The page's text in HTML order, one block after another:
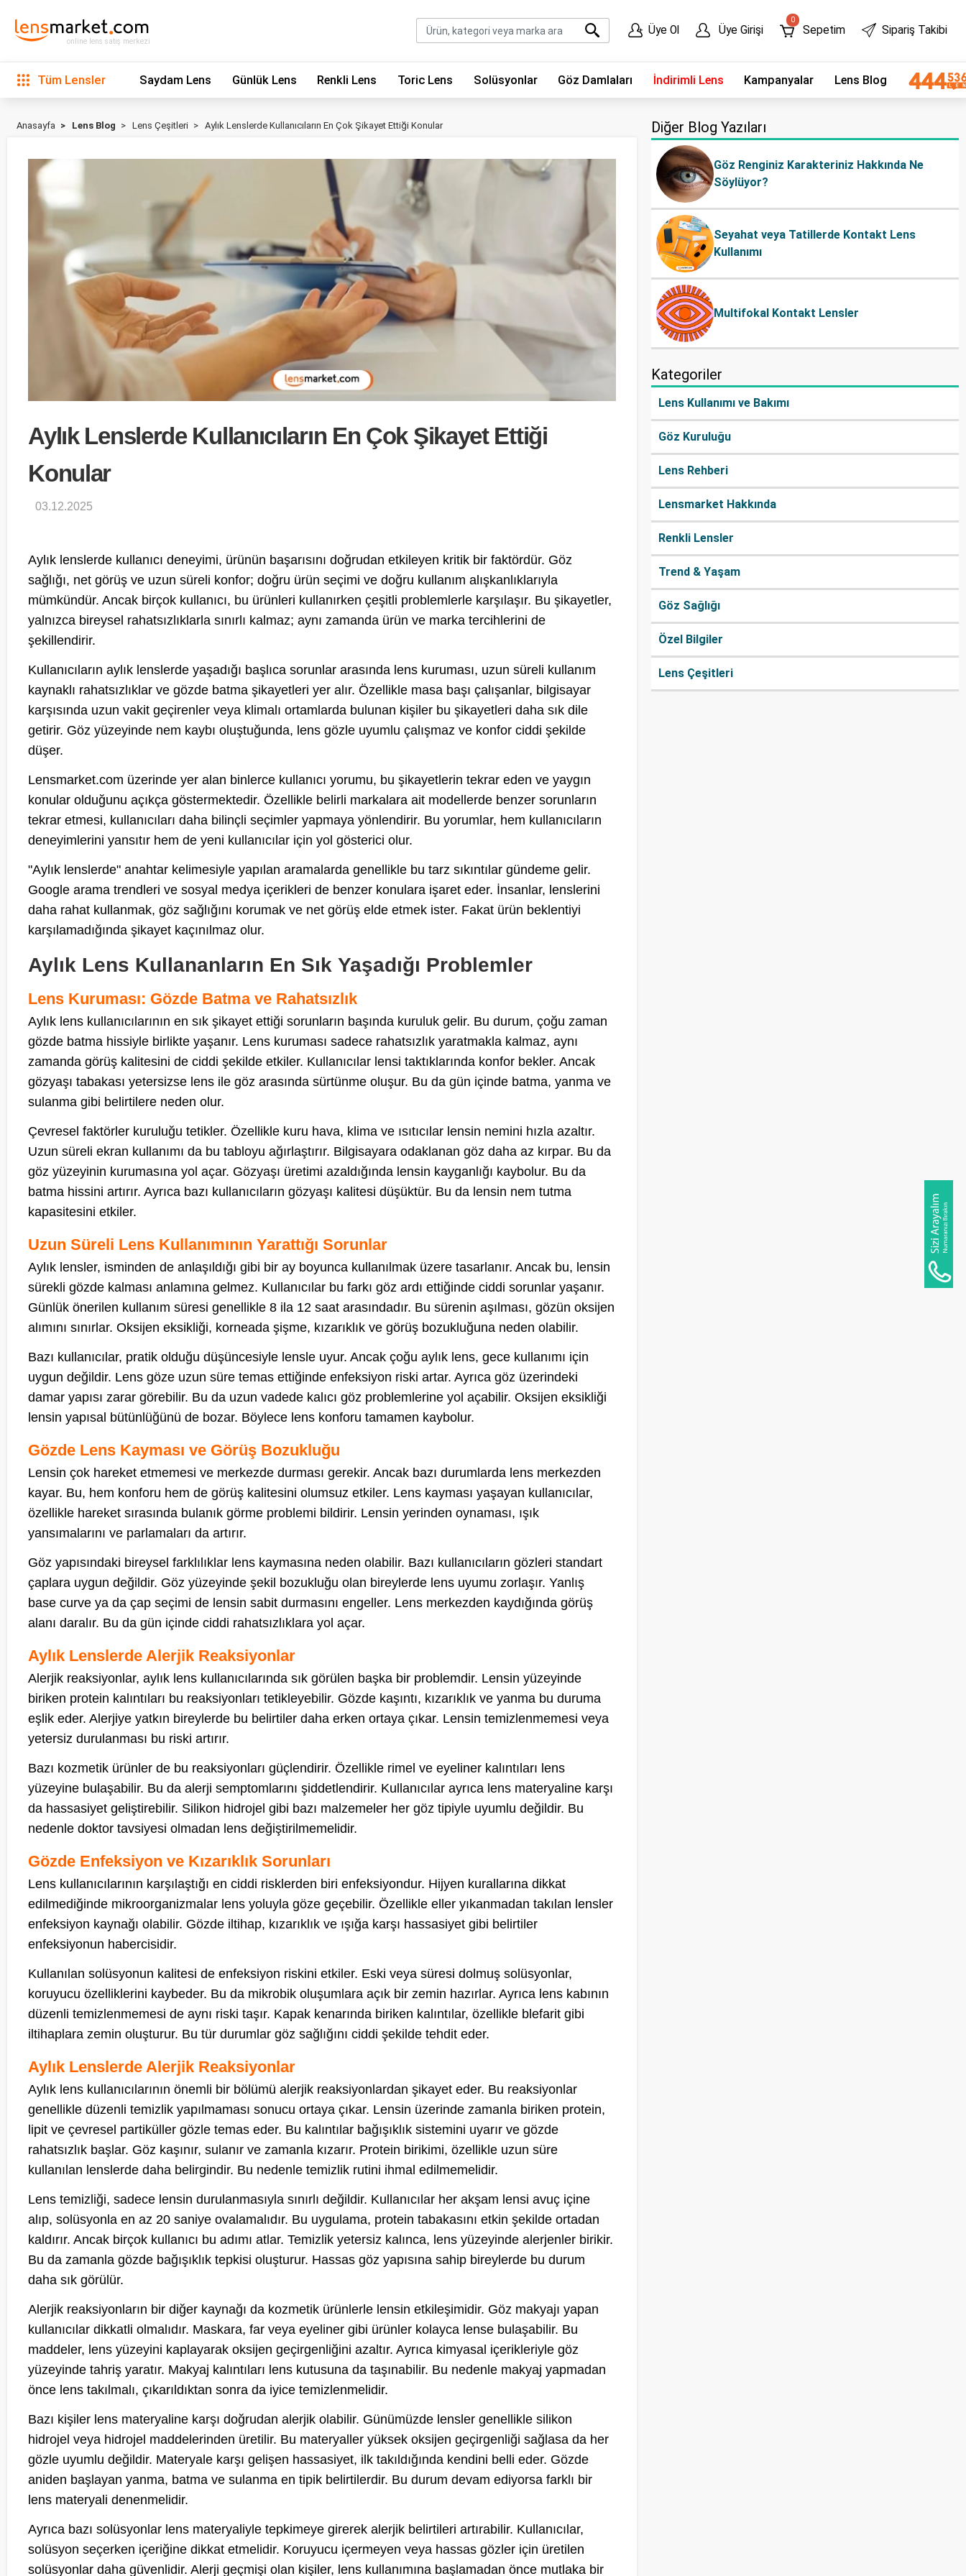
online lens satış merkezi
Üye Ol Üye Girişi
0
Sepetim Sipariş Takibi
Tüm Lensler Saydam Lens Günlük Lens Renkli Lens Toric Lens Solüsyonlar Göz Damlaları İndirimli Lens Kampanyalar Lens Blog
Anasayfa Lens Blog Lens Çeşitleri Aylık Lenslerde Kullanıcıların En Çok Şikayet Ettiği Konular
Aylık Lenslerde Kullanıcıların En Çok Şikayet Ettiği
Konular
03.12.2025
Aylık lenslerde kullanıcı deneyimi, ürünün başarısını doğrudan etkileyen kritik bir faktördür. Göz
sağlığı, net görüş ve uzun süreli konfor; doğru ürün seçimi ve doğru kullanım alışkanlıklarıyla
mümkündür. Ancak birçok kullanıcı, bu ürünleri kullanırken çeşitli problemlerle karşılaşır. Bu şikayetler,
yalnızca bireysel rahatsızlıklarla sınırlı kalmaz; aynı zamanda ürün ve marka tercihlerini de
şekillendirir.
Kullanıcıların aylık lenslerde yaşadığı başlıca sorunlar arasında lens kuruması, uzun süreli kullanım
kaynaklı rahatsızlıklar ve gözde batma şikayetleri yer alır. Özellikle masa başı çalışanlar, bilgisayar
karşısında uzun vakit geçirenler veya klimalı ortamlarda bulunan kişiler bu şikayetleri daha sık dile
getirir. Göz yüzeyinde nem kaybı oluştuğunda, lens gözle uyumlu çalışmaz ve konfor ciddi şekilde
düşer.
Lensmarket.com üzerinde yer alan binlerce kullanıcı yorumu, bu şikayetlerin tekrar eden ve yaygın
konular olduğunu açıkça göstermektedir. Özellikle belirli markalara ait modellerde benzer sorunların
tekrar etmesi, kullanıcıları daha bilinçli seçimler yapmaya yönlendirir. Bu yorumlar, hem kullanıcıların
deneyimlerini yansıtır hem de yeni kullanıcılar için yol gösterici olur.
"Aylık lenslerde" anahtar kelimesiyle yapılan aramalarda genellikle bu tarz sıkıntılar gündeme gelir.
Google arama trendleri ve sosyal medya içerikleri de benzer konulara işaret eder. İnsanlar, lenslerini
daha rahat kullanmak, göz sağlığını korumak ve net görüş elde etmek ister. Fakat ürün beklentiyi
karşılamadığında şikayet kaçınılmaz olur.
Aylık Lens Kullananların En Sık Yaşadığı Problemler
Lens Kuruması: Gözde Batma ve Rahatsızlık
Aylık lens kullanıcılarının en sık şikayet ettiği sorunların başında kuruluk gelir. Bu durum, çoğu zaman
gözde batma hissiyle birlikte yaşanır. Lens kuruması sadece rahatsızlık yaratmakla kalmaz, aynı
zamanda görüş kalitesini de ciddi şekilde etkiler. Kullanıcılar lensi taktıklarında konfor bekler. Ancak
gözyaşı tabakası yetersizse lens ile göz arasında sürtünme oluşur. Bu da gün içinde batma, yanma ve
sulanma gibi belirtilere neden olur.
Çevresel faktörler kuruluğu tetikler. Özellikle kuru hava, klima ve ısıtıcılar lensin nemini hızla azaltır.
Uzun süreli ekran kullanımı da bu tabloyu ağırlaştırır. Bilgisayara odaklanan göz daha az kırpar. Bu da
göz yüzeyinin kurumasına yol açar. Gözyaşı üretimi azaldığında lensin kayganlığı kaybolur. Bu da
batma hissini artırır. Ayrıca bazı kullanıcıların gözyaşı kalitesi düşüktür. Bu da lensin nem tutma
kapasitesini etkiler.
Uzun Süreli Lens Kullanımının Yarattığı Sorunlar
Aylık lensler, isminden de anlaşıldığı gibi bir ay boyunca kullanılmak üzere tasarlanır. Ancak bu, lensin
sürekli gözde kalması anlamına gelmez. Kullanıcılar bu farkı göz ardı ettiğinde ciddi sorunlar yaşanır.
Günlük önerilen kullanım süresi genellikle 8 ila 12 saat arasındadır. Bu sürenin aşılması, gözün oksijen
alımını sınırlar. Oksijen eksikliği, korneada şişme, kızarıklık ve görüş bozukluğuna neden olabilir.
Bazı kullanıcılar, pratik olduğu düşüncesiyle lensle uyur. Ancak çoğu aylık lens, gece kullanımı için
uygun değildir. Lens göze uzun süre temas ettiğinde enfeksiyon riski artar. Ayrıca göz üzerindeki
damar yapısı zarar görebilir. Bu da uzun vadede kalıcı göz problemlerine yol açabilir. Oksijen eksikliği
lensin yapısal bütünlüğünü de bozar. Böylece lens konforu tamamen kaybolur.
Gözde Lens Kayması ve Görüş Bozukluğu
Lensin çok hareket etmemesi ve merkezde durması gerekir. Ancak bazı durumlarda lens merkezden
kayar. Bu, hem konforu hem de görüş kalitesini olumsuz etkiler. Lens kayması yaşayan kullanıcılar,
özellikle hareket sırasında bulanık görme problemi bildirir. Lensin yerinden oynaması, ışık
yansımalarını ve parlamaları da artırır.
Göz yapısındaki bireysel farklılıklar lens kaymasına neden olabilir. Bazı kullanıcıların gözleri standart
çaplara uygun değildir. Göz yüzeyinde şekil bozukluğu olan bireylerde lens uyumu zorlaşır. Yanlış
base curve ya da çap seçimi de lensin sabit durmasını engeller. Lens merkezden kaydığında görüş
alanı daralır. Bu da gün içinde ciddi rahatsızlıklara yol açar.
Aylık Lenslerde Alerjik Reaksiyonlar
Alerjik reaksiyonlar, aylık lens kullanıcılarında sık görülen başka bir problemdir. Lensin yüzeyinde
biriken protein kalıntıları bu reaksiyonları tetikleyebilir. Gözde kaşıntı, kızarıklık ve yanma bu duruma
eşlik eder. Alerjiye yatkın bireylerde bu belirtiler daha erken ortaya çıkar. Lensin temizlenmemesi veya
yetersiz durulanması bu riski artırır.
Bazı kozmetik ürünler de bu reaksiyonları güçlendirir. Özellikle rimel ve eyeliner kalıntıları lens
yüzeyine bulaşabilir. Bu da alerji semptomlarını şiddetlendirir. Kullanıcılar ayrıca lens materyaline karşı
da hassasiyet geliştirebilir. Silikon hidrojel gibi bazı malzemeler her göz tipiyle uyumlu değildir. Bu
nedenle doktor tavsiyesi olmadan lens değiştirilmemelidir.
Gözde Enfeksiyon ve Kızarıklık Sorunları
Lens kullanıcılarının karşılaştığı en ciddi risklerden biri enfeksiyondur. Hijyen kurallarına dikkat
edilmediğinde mikroorganizmalar lens yoluyla göze geçebilir. Özellikle eller yıkanmadan takılan lensler
enfeksiyon kaynağı olabilir. Gözde iltihap, kızarıklık ve ışığa karşı hassasiyet gibi belirtiler
enfeksiyonun habercisidir.
Kullanılan solüsyonun kalitesi de enfeksiyon riskini etkiler. Eski veya süresi dolmuş solüsyonlar,
koruyucu özelliklerini kaybeder. Bu da mikrobik oluşumlara açık bir zemin hazırlar. Ayrıca lens kabının
düzenli temizlenmemesi de aynı riski taşır. Kapak kenarında biriken kalıntılar, özellikle blefarit gibi
iltihaplara zemin oluşturur. Bu tür durumlar göz sağlığını ciddi şekilde tehdit eder.
Aylık Lenslerde Alerjik Reaksiyonlar
Aylık lens kullanıcılarının önemli bir bölümü alerjik reaksiyonlardan şikayet eder. Bu reaksiyonlar
genellikle düzenli temizlik yapılmaması sonucu ortaya çıkar. Lensin üzerinde zamanla biriken protein,
lipit ve çevresel partiküller gözle temas eder. Bu kalıntılar bağışıklık sistemini uyarır ve gözde
rahatsızlık başlar. Göz kaşınır, sulanır ve zamanla kızarır. Protein birikimi, özellikle uzun süre
kullanılan lenslerde daha belirgindir. Bu nedenle temizlik rutini ihmal edilmemelidir.
Lens temizliği, sadece lensin durulanmasıyla sınırlı değildir. Kullanıcılar her akşam lensi avuç içine
alıp, solüsyonla en az 20 saniye ovalamalıdır. Bu uygulama, protein tabakasını etkin şekilde ortadan
kaldırır. Ancak birçok kullanıcı bu adımı atlar. Temizlik yetersiz kalınca, lens yüzeyinde alerjenler birikir.
Bu da zamanla gözde bağışıklık tepkisi oluşturur. Hassas göz yapısına sahip bireylerde bu durum
daha sık görülür.
Alerjik reaksiyonların bir diğer kaynağı da kozmetik ürünlerle lensin etkileşimidir. Göz makyajı yapan
kullanıcılar dikkatli olmalıdır. Maskara, far veya eyeliner gibi ürünler kolayca lense bulaşabilir. Bu
maddeler, lens yüzeyini kaplayarak oksijen geçirgenliğini azaltır. Ayrıca kimyasal içerikleriyle göz
yüzeyinde tahriş yaratır. Makyaj kalıntıları lens kutusuna da taşınabilir. Bu nedenle makyaj yapmadan
önce lens takılmalı, çıkarıldıktan sonra da iyice temizlenmelidir.
Bazı kişiler lens materyaline karşı doğrudan alerjik olabilir. Günümüzde lensler genellikle silikon
hidrojel veya hidrojel maddelerinden üretilir. Bu materyaller yüksek oksijen geçirgenliği sağlasa da her
gözle uyumlu değildir. Materyale karşı gelişen hassasiyet, ilk takıldığında kendini belli eder. Gözde
aniden başlayan yanma, batma ve sulanma en tipik belirtilerdir. Bu durum devam ediyorsa farklı bir
lens materyali denenmelidir.
Ayrıca bazı solüsyonlar lens materyaliyle tepkimeye girerek alerjik belirtileri artırabilir. Kullanıcılar,
solüsyon seçerken içeriğine dikkat etmelidir. Koruyucu içermeyen veya hassas gözler için üretilen
solüsyonlar daha güvenlidir. Alerji geçmişi olan kişiler, lens kullanımına başlamadan önce mutlaka bir
Diğer Blog Yazıları
Göz Renginiz Karakteriniz Hakkında Ne
Söylüyor?
Seyahat veya Tatillerde Kontakt Lens
Kullanımı
Multifokal Kontakt Lensler
Kategoriler
Lens Kullanımı ve Bakımı
Göz Kuruluğu
Lens Rehberi
Lensmarket Hakkında
Renkli Lensler
Trend & Yaşam
Göz Sağlığı
Özel Bilgiler
Lens Çeşitleri